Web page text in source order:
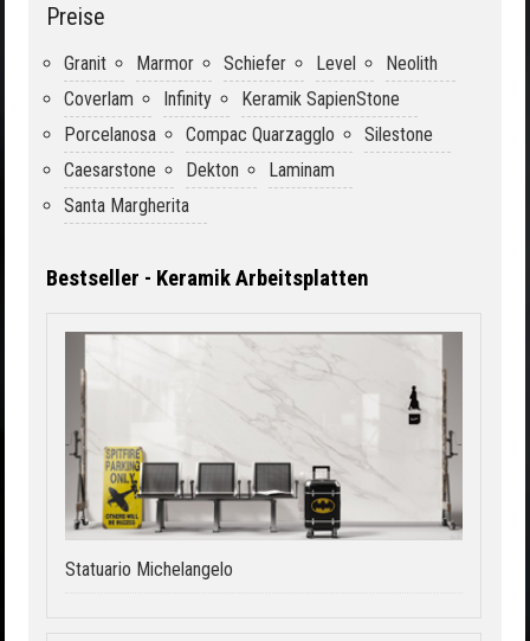
Preise
Granit Marmor Schiefer Level
Neolith
Coverlam
Infinity
Keramik SapienStone
Porcelanosa
Compac Quarzagglo
Silestone
Caesarstone
Dekton
Laminam
Santa Margherita
Bestseller - Keramik Arbeitsplatten
Statuario Michelangelo